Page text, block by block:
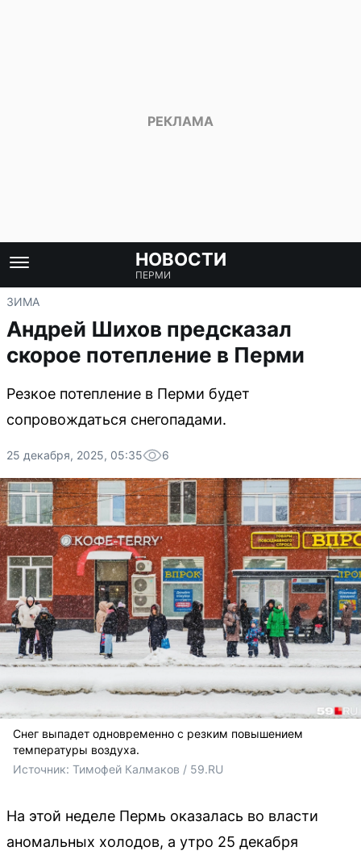
НОВОСТИ
ПЕРМИ
ЗИМА
Андрей Шихов предсказал
скорое потепление в Перми
Резкое потепление в Перми будет
сопровождаться снегопадами.
25 декабря, 2025, 05:35 6
Снег выпадет одновременно с резким повышением
температуры воздуха.
Источник: Тимофей Калмаков / 59.RU
На этой неделе Пермь оказалась во власти
аномальных холодов, а утро 25 декабря